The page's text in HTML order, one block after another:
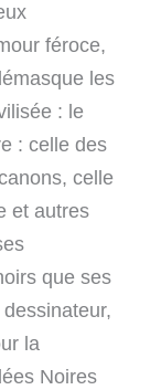
féroce,
les
: le
: celle des
celle
et autres
que ses
la
Noires